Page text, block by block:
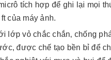
tích hợp để ghi lại mọi
của máy ảnh.
lớp vỏ chắc chắn, chống
được chế tạo bền bỉ để